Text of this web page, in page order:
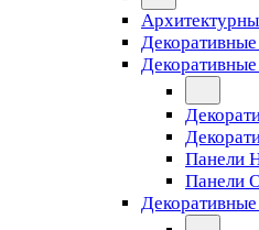
Панели
Панели